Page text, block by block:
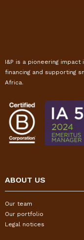
I&P is a pioneering
financing and supporting
Africa.
ABOUT US
Our team
Our portfolio
Legal notices